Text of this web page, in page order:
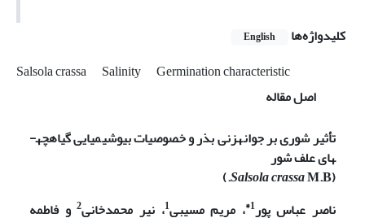
کلیدواژه‌ها
English
Salsola crassa Salinity
Germination characteristic
اصل مقاله
تأثیر شوری بر جوانه­زنی بذر و خصوصیات بیوشیمیایی گیاه­چه­
های علف شور
(
Salsola crassaM.B.
)
ناصر عباس پور1* ، مریم مسیبی1، نیر محمدخانی2و فاطمه